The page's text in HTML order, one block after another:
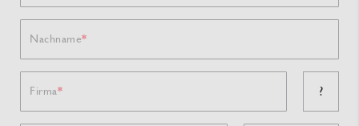
Nachname
Firma ?